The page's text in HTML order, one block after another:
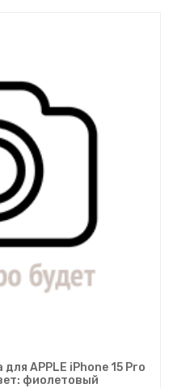
APPLE iPhone 15 Pro
фиолетовый